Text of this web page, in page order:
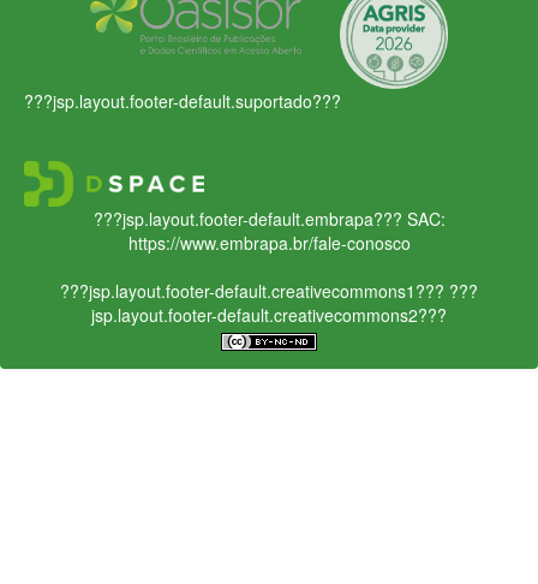
???jsp.layout.footer-default.suportado???
???jsp.layout.footer-default.embrapa??? SAC:
https://www.embrapa.br/fale-conosco
???jsp.layout.footer-default.creativecommons1??? ???
jsp.layout.footer-default.creativecommons2???